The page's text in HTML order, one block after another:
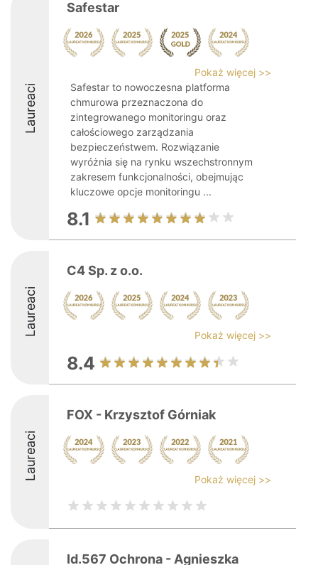
Laureaci
Safestar
Pokaż więcej >>
Safestar to nowoczesna platforma
chmurowa przeznaczona do
zintegrowanego monitoringu oraz
całościowego zarządzania
bezpieczeństwem. Rozwiązanie
wyróżnia się na rynku wszechstronnym
zakresem funkcjonalności, obejmując
kluczowe opcje monitoringu ...
8.1
Laureaci
C4 Sp. z o.o.
Pokaż więcej >>
8.4
Laureaci
FOX - Krzysztof Górniak
Pokaż więcej >>
Id.567 Ochrona - Agnieszka